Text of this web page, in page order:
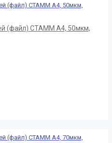
(файл) СТАММ А4, 50мкм,